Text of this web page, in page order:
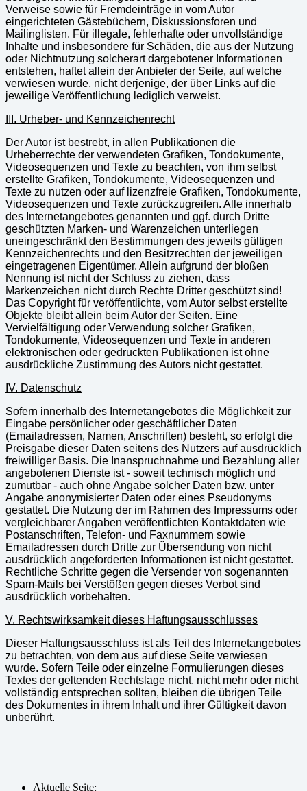
Verweise sowie für Fremdeinträge in vom Autor
eingerichteten Gästebüchern, Diskussionsforen und
Mailinglisten. Für illegale, fehlerhafte oder unvollständige
Inhalte und insbesondere für Schäden, die aus der Nutzung
oder Nichtnutzung solcherart dargebotener Informationen
entstehen, haftet allein der Anbieter der Seite, auf welche
verwiesen wurde, nicht derjenige, der über Links auf die
jeweilige Veröffentlichung lediglich verweist.
III. Urheber- und Kennzeichenrecht
Der Autor ist bestrebt, in allen Publikationen die
Urheberrechte der verwendeten Grafiken, Tondokumente,
Videosequenzen und Texte zu beachten, von ihm selbst
erstellte Grafiken, Tondokumente, Videosequenzen und
Texte zu nutzen oder auf lizenzfreie Grafiken, Tondokumente,
Videosequenzen und Texte zurückzugreifen. Alle innerhalb
des Internetangebotes genannten und ggf. durch Dritte
geschützten Marken- und Warenzeichen unterliegen
uneingeschränkt den Bestimmungen des jeweils gültigen
Kennzeichenrechts und den Besitzrechten der jeweiligen
eingetragenen Eigentümer. Allein aufgrund der bloßen
Nennung ist nicht der Schluss zu ziehen, dass
Markenzeichen nicht durch Rechte Dritter geschützt sind!
Das Copyright für veröffentlichte, vom Autor selbst erstellte
Objekte bleibt allein beim Autor der Seiten. Eine
Vervielfältigung oder Verwendung solcher Grafiken,
Tondokumente, Videosequenzen und Texte in anderen
elektronischen oder gedruckten Publikationen ist ohne
ausdrückliche Zustimmung des Autors nicht gestattet.
IV. Datenschutz
Sofern innerhalb des Internetangebotes die Möglichkeit zur
Eingabe persönlicher oder geschäftlicher Daten
(Emailadressen, Namen, Anschriften) besteht, so erfolgt die
Preisgabe dieser Daten seitens des Nutzers auf ausdrücklich
freiwilliger Basis. Die Inanspruchnahme und Bezahlung aller
angebotenen Dienste ist - soweit technisch möglich und
zumutbar - auch ohne Angabe solcher Daten bzw. unter
Angabe anonymisierter Daten oder eines Pseudonyms
gestattet. Die Nutzung der im Rahmen des Impressums oder
vergleichbarer Angaben veröffentlichten Kontaktdaten wie
Postanschriften, Telefon- und Faxnummern sowie
Emailadressen durch Dritte zur Übersendung von nicht
ausdrücklich angeforderten Informationen ist nicht gestattet.
Rechtliche Schritte gegen die Versender von sogenannten
Spam-Mails bei Verstößen gegen dieses Verbot sind
ausdrücklich vorbehalten.
V. Rechtswirksamkeit dieses Haftungsausschlusses
Dieser Haftungsausschluss ist als Teil des Internetangebotes
zu betrachten, von dem aus auf diese Seite verwiesen
wurde. Sofern Teile oder einzelne Formulierungen dieses
Textes der geltenden Rechtslage nicht, nicht mehr oder nicht
vollständig entsprechen sollten, bleiben die übrigen Teile
des Dokumentes in ihrem Inhalt und ihrer Gültigkeit davon
unberührt.
Aktuelle Seite: